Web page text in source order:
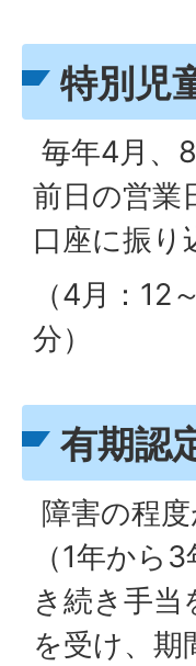
特別児
毎年4月、
前日の営業
口座に振り
（4月：12
分）
有期認
障害の程
（1年から
き続き手
を受け、期